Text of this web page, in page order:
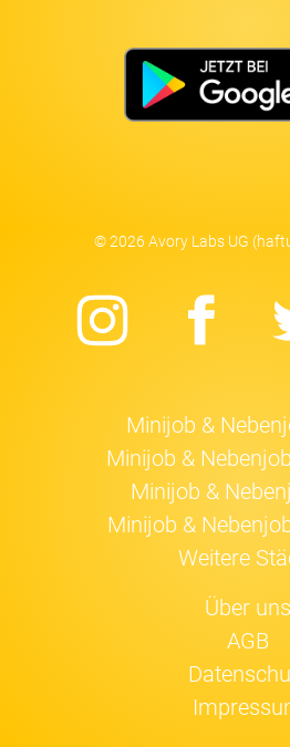
© 2026 Avory Labs UG
Minijob &
Minijob &
Minijob &
Minijob &
Weitere
Über uns
AGB